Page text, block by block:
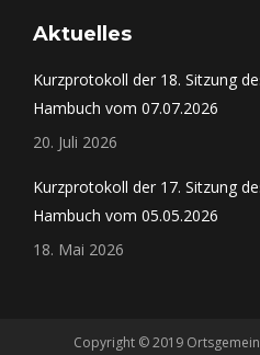
Aktuelles
Kurzprotokoll der 18. Sitzung
Hambuch vom 07.07.2026
20. Juli 2026
Kurzprotokoll der 17. Sitzung
Hambuch vom 05.05.2026
18. Mai 2026
Copyright © 2019